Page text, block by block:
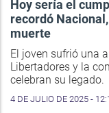
Hoy sería el
recordó
muerte
El joven sufrió una
Libertadores y la
celebran su legado.
4 DE JULIO DE 2025 -